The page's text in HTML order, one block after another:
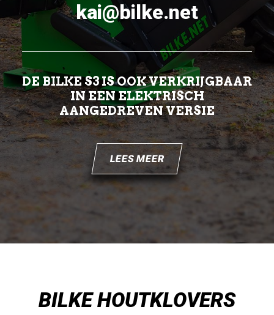
kai@bilke.net
DE BILKE S3 IS OOK VERKRIJGBAAR
IN EEN ELEKTRISCH
AANGEDREVEN VERSIE
LEES MEER
BILKE HOUTKLOVERS